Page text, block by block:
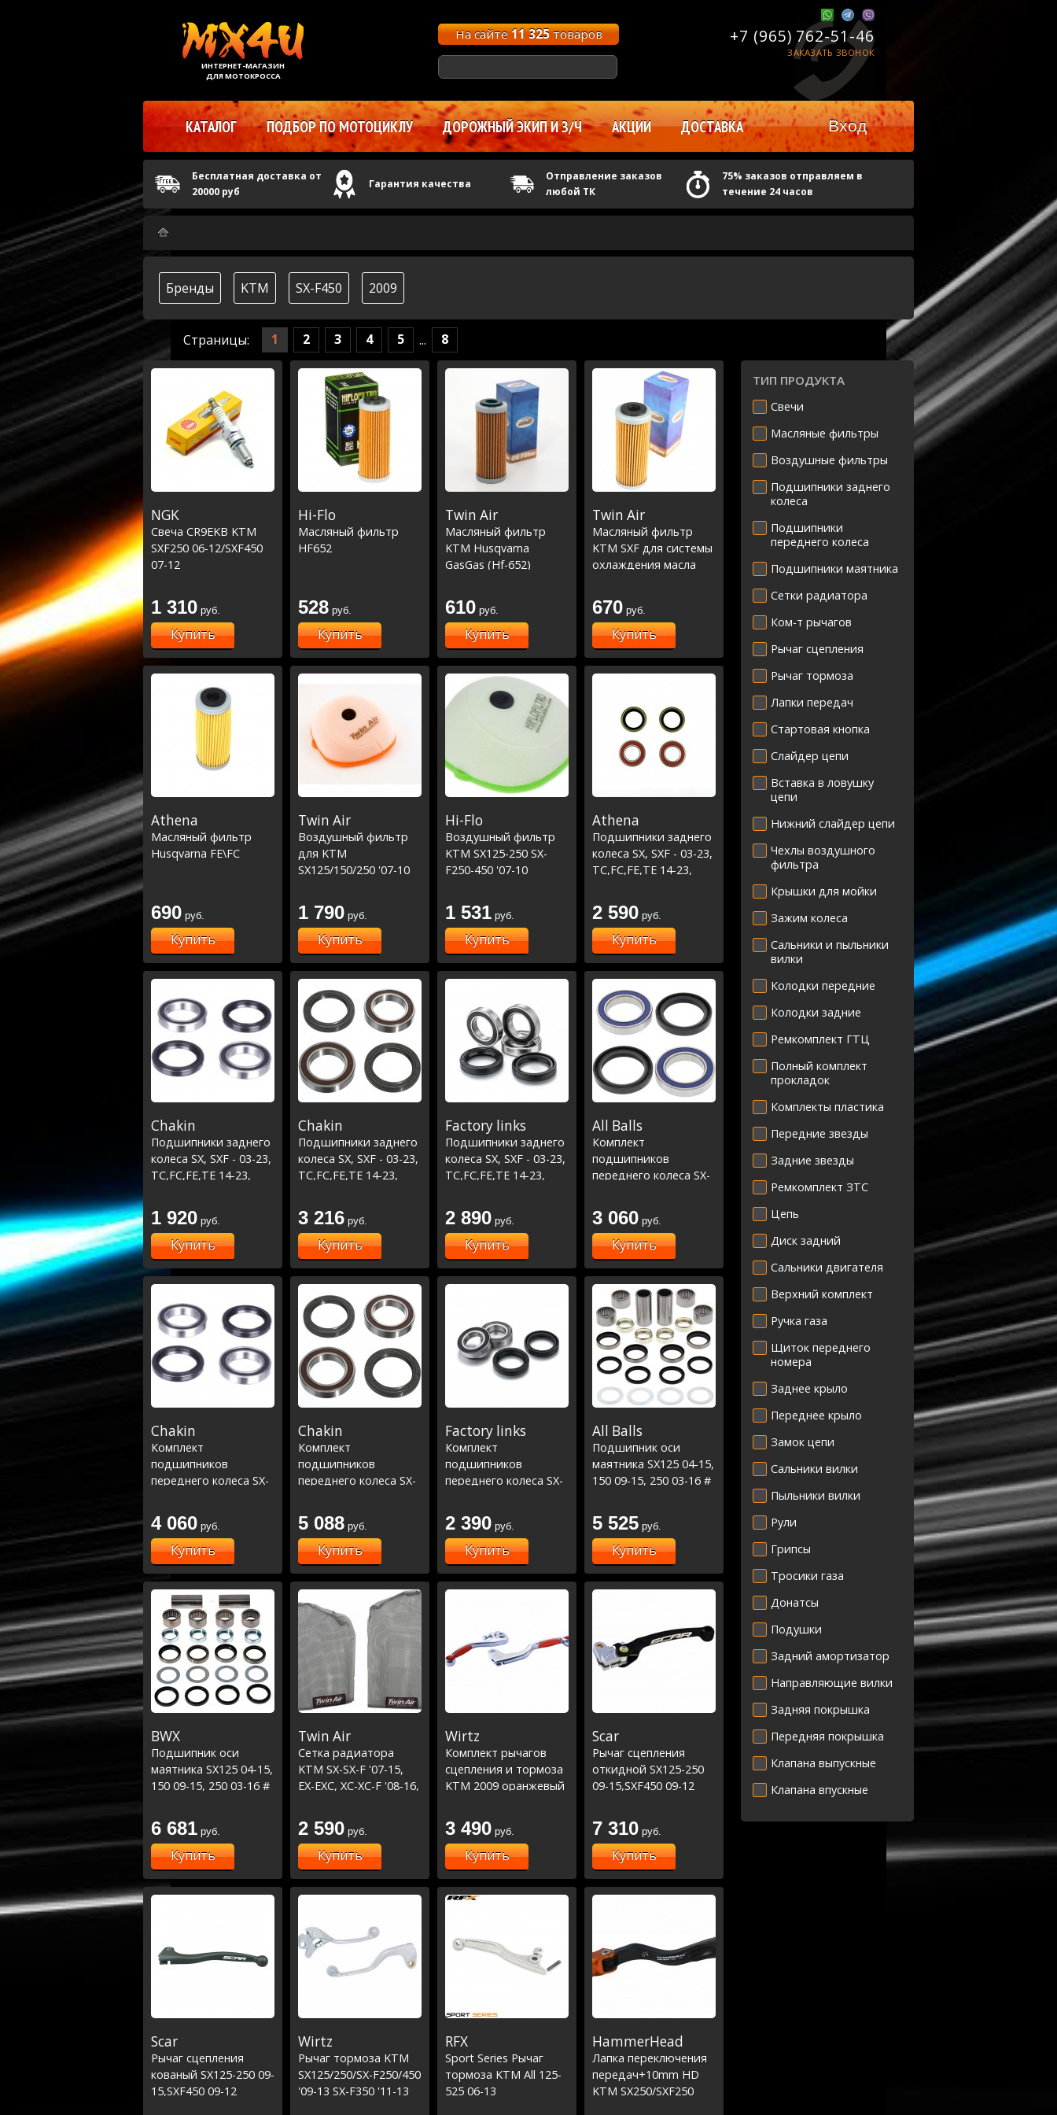
Бренды KTM SX-F450 2009
Страницы: 1 2 3 4 5 ... 8
NGK
Свеча CR9EKB KTM
SXF250 06-12/SXF450
07-12
1 310 руб.
Купить
Hi-Flo
Масляный фильтр
HF652
528 руб.
Купить
Twin Air
Масляный фильтр
KTM Husqvarna
GasGas (Hf-652)
610 руб.
Купить
Twin Air
Масляный фильтр
KTM SXF для системы
охлаждения масла
670 руб.
Купить
Athena
Масляный фильтр
Husqvarna FE\FC
690 руб.
Купить
Twin Air
Воздушный фильтр
для KTM
SX125/150/250 '07-10
'07-10
1 790 руб.
Купить
Hi-Flo
Воздушный фильтр
KTM SX125-250 SX-
F250-450 '07-10
1 531 руб.
Купить
Athena
Подшипники заднего
колеса SX, SXF - 03-23,
TC,FC,FE,TE 14-23,
2 590 руб.
Купить
Chakin
Подшипники заднего
колеса SX, SXF - 03-23,
TC,FC,FE,TE 14-23,
1 920 руб.
Купить
Chakin
Подшипники заднего
колеса SX, SXF - 03-23,
TC,FC,FE,TE 14-23,
Racing Line
3 216 руб.
Купить
Factory links
Подшипники заднего
колеса SX, SXF - 03-23,
TC,FC,FE,TE 14-23,
(25-1273)
2 890 руб.
Купить
All Balls
Комплект
подшипников
переднего колеса SX-
EXCF 12-22, TC-FC-FE-
TE 14-23 ,MC-MCF 21-
23 ,Beta RR300 2T 13-
22, Xtr300 15-22
3 060 руб.
Купить
Chakin
Комплект
подшипников
переднего колеса SX-
EXCF 12-22, TC-FC-FE-
TE 14-23 ,MC-MCF 21-
23 ,Beta RR300 2T 13-
22, Xtr300 15-22
4 060 руб.
Купить
Chakin
Комплект
подшипников
переднего колеса SX-
EXCF 12-22, TC-FC-FE-
TE 14-23 ,MC-MCF 21-
23 ,Beta RR300 2T 13-
22, Xtr300 15-22 Racing
Line
5 088 руб.
Купить
Factory links
Комплект
подшипников
переднего колеса SX-
EXCF 12-22, TC-FC-FE-
TE 14-23 ,MC-MCF 21-
23 ,Beta RR300 2T 13-
22, Xtr300 15-22 (25-
1402)
2 390 руб.
Купить
All Balls
Подшипник оси
маятника SX125 04-15,
150 09-15, 250 03-16 #
15, 450 07-12 #
EXC250-300 04-08 #
EXCF250 12-16 /TC125-
250 14-16, FC250-350
14-15, FE250-350 14-
16, TE250-300 14-16
5 525 руб.
Купить
BWX
Подшипник оси
маятника SX125 04-15,
150 09-15, 250 03-16 #
15, 450 07-12 #
EXC250-300 04-08 #
EXCF250 12-16 /TC125-
250 14-16, FC250-350
14-15, FE250-350 14-
16, TE250-300 14-16
6 681 руб.
Купить
Twin Air
Сетка радиаторa
KTM SX-SX-F '07-15,
EX-EXC, XC-XC-F '08-16,
2 590 руб.
Купить
Wirtz
Комплект рычагов
сцепления и тормоза
KTM 2009 оранжевый
3 490 руб.
Купить
Scar
Рычаг сцепления
откидной SX125-250
09-15,SXF450 09-12
450 16-21,FE250-
450,TE150-300 17-21
7 310 руб.
Купить
Scar
Рычаг сцепления
кованый SX125-250 09-
15,SXF450 09-12
Wirtz
Рычаг тормоза KTM
SX125/250/SX-F250/450
'09-13 SX-F350 '11-13
RFX
Sport Series Рычаг
тормоза KTM All 125-
525 06-13
HammerHead
Лапка переключения
передач+10mm HD
KTM SX250/SXF250
ТИП ПРОДУКТА
Свечи
Масляные фильтры
Воздушные фильтры
Подшипники заднего
колеса
Подшипники
переднего колеса
Подшипники маятника
Сетки радиатора
Ком-т рычагов
Рычаг сцепления
Рычаг тормоза
Лапки передач
Стартовая кнопка
Слайдер цепи
Вставка в ловушку
цепи
Нижний слайдер цепи
Чехлы воздушного
фильтра
Крышки для мойки
Зажим колеса
Сальники и пыльники
вилки
Колодки передние
Колодки задние
Ремкомплект ГТЦ
Полный комплект
прокладок
Комплекты пластика
Передние звезды
Задние звезды
Ремкомплект ЗТС
Цепь
Диск задний
Сальники двигателя
Верхний комплект
Ручка газа
Щиток переднего
номера
Заднее крыло
Переднее крыло
Замок цепи
Сальники вилки
Пыльники вилки
Рули
Грипсы
Тросики газа
Донатсы
Подушки
Задний амортизатор
Направляющие вилки
Задняя покрышка
Передняя покрышка
Клапана выпускные
Клапана впускные
ИНТЕРНЕТ-МАГАЗИН
ДЛЯ МОТОКРОССА
На сайте11 325товаров +7 (965) 762-51-46
ЗАКАЗАТЬ ЗВОНОК
КАТАЛОГ ПОДБОР ПО МОТОЦИКЛУ ДОРОЖНЫЙ ЭКИП И З/Ч АКЦИИ ДОСТАВКА Вход
Бесплатная доставка от
20000 руб
Гарантия качества
Отправление заказов
любой ТК
75% заказов отправляем в
течение 24 часов